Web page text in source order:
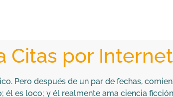
Citas por
Pero después de un par de fechas,
él es loco; y él realmente ama ciencia